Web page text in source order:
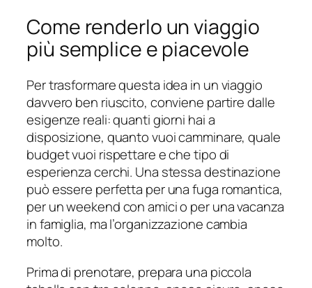
Come renderlo un viaggio
più semplice e piacevole
Per trasformare questa idea in un viaggio
davvero ben riuscito, conviene partire dalle
esigenze reali: quanti giorni hai a
disposizione, quanto vuoi camminare, quale
budget vuoi rispettare e che tipo di
esperienza cerchi. Una stessa destinazione
può essere perfetta per una fuga romantica,
per un weekend con amici o per una vacanza
in famiglia, ma l’organizzazione cambia
molto.
Prima di prenotare, prepara una piccola